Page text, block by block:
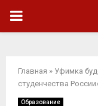
ОСНОВНОЕ
Главная » Уфимка
студенчества
Образование